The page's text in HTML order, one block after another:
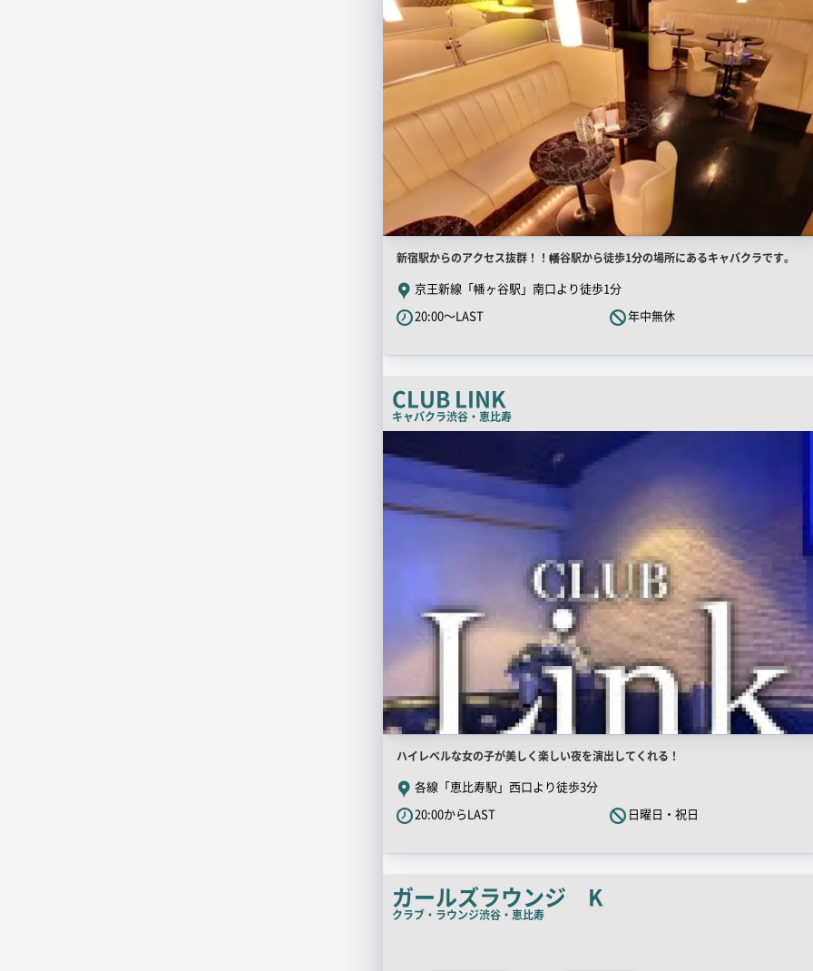
店
舗
PR
キ
チ
コ
ピ
ー
新宿駅からのアクセス抜群！！幡谷駅から徒歩1分の場所にあるキャバクラです。
京王新線「幡ヶ谷駅」南口より徒歩1分
20:00～LAST
年中無休
CLUB LINK
キャバクラ渋谷・恵比寿
舗
PR
店
舗
PR
キ
チ
コ
ハイレベルな女の子が美しく楽しい夜を演出してくれる！
各線「恵比寿駅」西口より徒歩3分
20:00からLAST
日曜日・祝日
ガールズラウンジ K
クラブ・ラウンジ渋谷・恵比寿